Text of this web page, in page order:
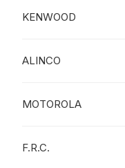
KENWOOD
ALINCO
MOTOROLA
F.R.C.